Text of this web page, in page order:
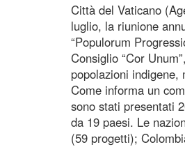
Città del Vaticano
luglio, la riunione
“Populorum
Consiglio “Cor
popolazioni
Come informa un
sono stati presentati
da 19 paesi. Le
(59 progetti);